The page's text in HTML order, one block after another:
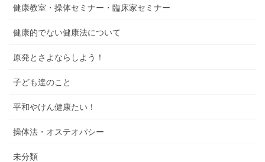
健康教室・操体セミナー・臨床家セミナー
健康的でない健康法について
原発とさよならしよう！
子ども達のこと
平和やけん健康たい！
操体法・オステオパシー
未分類